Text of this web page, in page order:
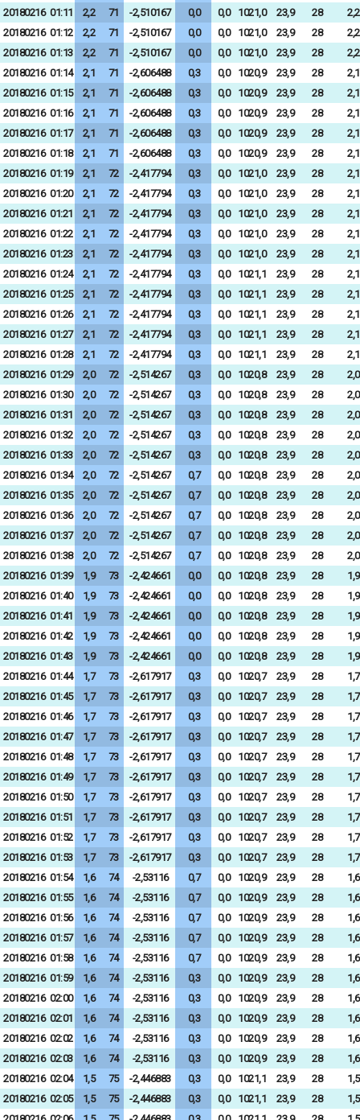
20180216 01:11 2,2 71 -2,510167 0,0 0,0 1021,0 23,9 28
2,2
20180216 01:12 2,2 71 -2,510167 0,0 0,0 1021,0 23,9 28
2,2
20180216 01:13 2,2 71 -2,510167 0,0 0,0 1021,0 23,9 28
2,2
20180216 01:14 2,1 71 -2,606488 0,3 0,0 1020,9 23,9 28
2,1
20180216 01:15 2,1 71 -2,606488 0,3 0,0 1020,9 23,9 28
2,1
20180216 01:16 2,1 71 -2,606488 0,3 0,0 1020,9 23,9 28
2,1
20180216 01:17 2,1 71 -2,606488 0,3 0,0 1020,9 23,9 28
2,1
20180216 01:18 2,1 71 -2,606488 0,3 0,0 1020,9 23,9 28
2,1
20180216 01:19 2,1 72 -2,417794 0,3 0,0 1021,0 23,9 28
2,1
20180216 01:20 2,1 72 -2,417794 0,3 0,0 1021,0 23,9 28
2,1
20180216 01:21 2,1 72 -2,417794 0,3 0,0 1021,0 23,9 28
2,1
20180216 01:22 2,1 72 -2,417794 0,3 0,0 1021,0 23,9 28
2,1
20180216 01:23 2,1 72 -2,417794 0,3 0,0 1021,0 23,9 28
2,1
20180216 01:24 2,1 72 -2,417794 0,3 0,0 1021,1 23,9 28
2,1
20180216 01:25 2,1 72 -2,417794 0,3 0,0 1021,1 23,9 28
2,1
20180216 01:26 2,1 72 -2,417794 0,3 0,0 1021,1 23,9 28
2,1
20180216 01:27 2,1 72 -2,417794 0,3 0,0 1021,1 23,9 28
2,1
20180216 01:28 2,1 72 -2,417794 0,3 0,0 1021,1 23,9 28
2,1
20180216 01:29 2,0 72 -2,514267 0,3 0,0 1020,8 23,9 28
2,0
20180216 01:30 2,0 72 -2,514267 0,3 0,0 1020,8 23,9 28
2,0
20180216 01:31 2,0 72 -2,514267 0,3 0,0 1020,8 23,9 28
2,0
20180216 01:32 2,0 72 -2,514267 0,3 0,0 1020,8 23,9 28
2,0
20180216 01:33 2,0 72 -2,514267 0,3 0,0 1020,8 23,9 28
2,0
20180216 01:34 2,0 72 -2,514267 0,7 0,0 1020,8 23,9 28
2,0
20180216 01:35 2,0 72 -2,514267 0,7 0,0 1020,8 23,9 28
2,0
20180216 01:36 2,0 72 -2,514267 0,7 0,0 1020,8 23,9 28
2,0
20180216 01:37 2,0 72 -2,514267 0,7 0,0 1020,8 23,9 28
2,0
20180216 01:38 2,0 72 -2,514267 0,7 0,0 1020,8 23,9 28
2,0
20180216 01:39 1,9 73 -2,424661 0,0 0,0 1020,8 23,9 28
1,9
20180216 01:40 1,9 73 -2,424661 0,0 0,0 1020,8 23,9 28
1,9
20180216 01:41 1,9 73 -2,424661 0,0 0,0 1020,8 23,9 28
1,9
20180216 01:42 1,9 73 -2,424661 0,0 0,0 1020,8 23,9 28
1,9
20180216 01:43 1,9 73 -2,424661 0,0 0,0 1020,8 23,9 28
1,9
20180216 01:44 1,7 73 -2,617917 0,3 0,0 1020,7 23,9 28
1,7
20180216 01:45 1,7 73 -2,617917 0,3 0,0 1020,7 23,9 28
1,7
20180216 01:46 1,7 73 -2,617917 0,3 0,0 1020,7 23,9 28
1,7
20180216 01:47 1,7 73 -2,617917 0,3 0,0 1020,7 23,9 28
1,7
20180216 01:48 1,7 73 -2,617917 0,3 0,0 1020,7 23,9 28
1,7
20180216 01:49 1,7 73 -2,617917 0,3 0,0 1020,7 23,9 28
1,7
20180216 01:50 1,7 73 -2,617917 0,3 0,0 1020,7 23,9 28
1,7
20180216 01:51 1,7 73 -2,617917 0,3 0,0 1020,7 23,9 28
1,7
20180216 01:52 1,7 73 -2,617917 0,3 0,0 1020,7 23,9 28
1,7
20180216 01:53 1,7 73 -2,617917 0,3 0,0 1020,7 23,9 28
1,7
20180216 01:54 1,6 74 -2,53116 0,7 0,0 1020,9 23,9 28
1,6
20180216 01:55 1,6 74 -2,53116 0,7 0,0 1020,9 23,9 28
1,6
20180216 01:56 1,6 74 -2,53116 0,7 0,0 1020,9 23,9 28
1,6
20180216 01:57 1,6 74 -2,53116 0,7 0,0 1020,9 23,9 28
1,6
20180216 01:58 1,6 74 -2,53116 0,7 0,0 1020,9 23,9 28
1,6
20180216 01:59 1,6 74 -2,53116 0,3 0,0 1020,9 23,9 28
1,6
20180216 02:00 1,6 74 -2,53116 0,3 0,0 1020,9 23,9 28
1,6
20180216 02:01 1,6 74 -2,53116 0,3 0,0 1020,9 23,9 28
1,6
20180216 02:02 1,6 74 -2,53116 0,3 0,0 1020,9 23,9 28
1,6
20180216 02:03 1,6 74 -2,53116 0,3 0,0 1020,9 23,9 28
1,6
20180216 02:04 1,5 75 -2,446883 0,3 0,0 1021,1 23,9 28
1,5
20180216 02:05 1,5 75 -2,446883 0,3 0,0 1021,1 23,9 28
1,5